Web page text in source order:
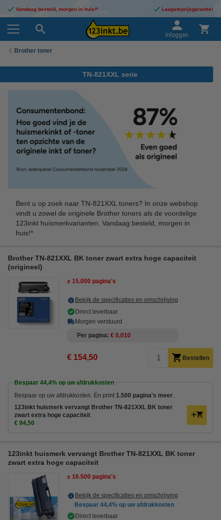
Vandaag besteld, morgen in huis!* Laagsteprijsgarantie!
Inloggen
Brother toner
TN-821XXL serie
Bent u op zoek naar TN-821XXL toners? In onze webshop
vindt u zowel de originele Brother toners als de voordelige
123inkt huismerkvarianten. Vandaag besteld, morgen in
huis!*
Brother TN-821XXL BK toner zwart extra hoge capaciteit
(origineel)
± 15.000 pagina's
Bekijk de specificaties en omschrijving
Direct leverbaar
Morgen verstuurd
Per pagina € 0,010
€ 154,50 Bestellen
Bespaar 44,4% op uw afdrukkosten
Bespaar op uw afdrukkosten. Én print 1.500 pagina's meer.
123inkt huismerk vervangt Brother TN-821XXL BK toner
zwart extra hoge capaciteit
€ 94,50
123inkt huismerk vervangt Brother TN-821XXL BK toner
zwart extra hoge capaciteit
± 16.500 pagina's
Bekijk de specificaties en omschrijving
Bespaar 44,4% op uw afdrukkosten
Direct leverbaar